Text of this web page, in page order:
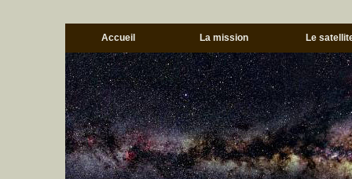
Accueil La mission Le